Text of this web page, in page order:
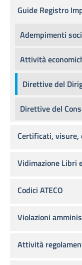
Guide Registro
Adempimenti
Attività
Direttive del
Direttive del
Certificati, visure,
Vidimazione Libri
Codici ATECO
Violazioni
Attività